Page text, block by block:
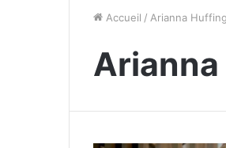
Accueil / Arianna